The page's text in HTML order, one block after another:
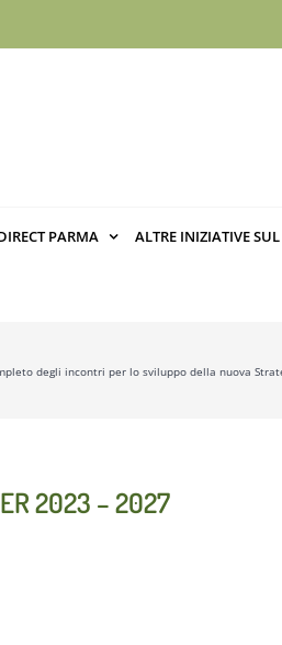
PARMA ALTRE INIZIATIVE
degli incontri per lo sviluppo della nuova
2023 – 2027